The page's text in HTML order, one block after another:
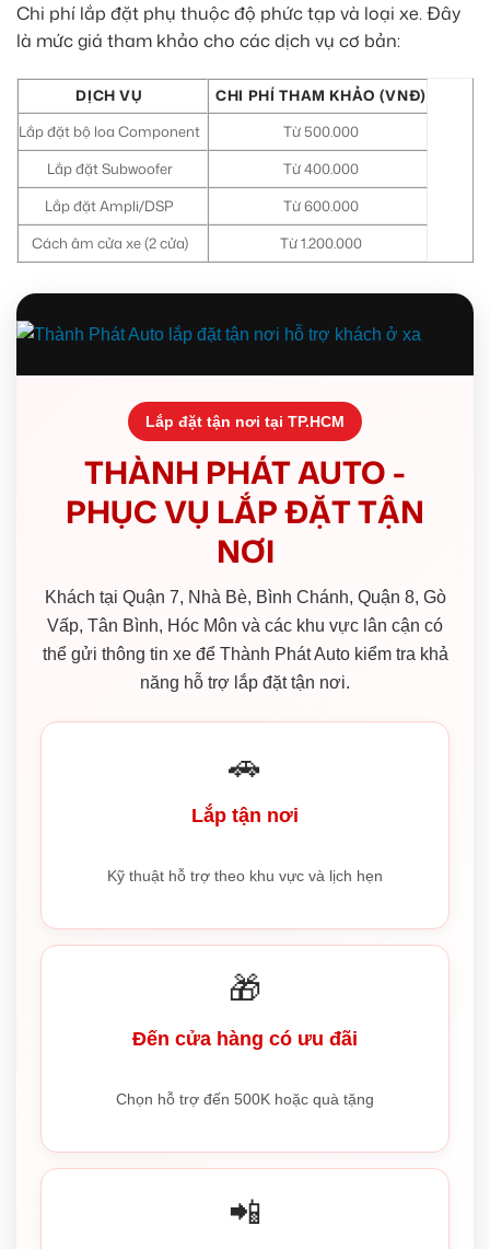
Chi phí lắp đặt phụ thuộc độ phức tạp và loại xe. Đây
là mức giá tham khảo cho các dịch vụ cơ bản:
DỊCH VỤ
CHI PHÍ THAM KHẢO (VNĐ)
Lắp đặt bộ loa Component
Từ 500.000
Lắp đặt Subwoofer
Từ 400.000
Lắp đặt Ampli/DSP
Từ 600.000
Cách âm cửa xe (2 cửa)
Từ 1.200.000
Lắp đặt tận nơi tại TP.HCM
THÀNH PHÁT AUTO -
PHỤC VỤ LẮP ĐẶT TẬN
NƠI
Khách tại Quận 7, Nhà Bè, Bình Chánh, Quận 8, Gò
Vấp, Tân Bình, Hóc Môn và các khu vực lân cận có
thể gửi thông tin xe để Thành Phát Auto kiểm tra khả
năng hỗ trợ lắp đặt tận nơi.
🚗
Lắp tận nơi
Kỹ thuật hỗ trợ theo khu vực và lịch hẹn
🎁
Đến cửa hàng có ưu đãi
Chọn hỗ trợ đến 500K hoặc quà tặng
📲